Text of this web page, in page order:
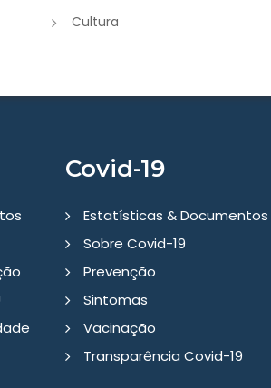
Cultura
Covid-19
Estatísticas & Documentos
Sobre Covid-19
Prevenção
Sintomas
Vacinação
Transparência Covid-19